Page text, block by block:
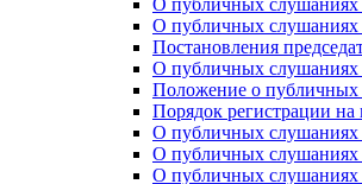
О публичных слушаниях
О публичных слушаниях
Постановления
О публичных слушаниях
Положение о публичных
Порядок регистрации
О публичных слушаниях
О публичных слушаниях
О публичных слушаниях